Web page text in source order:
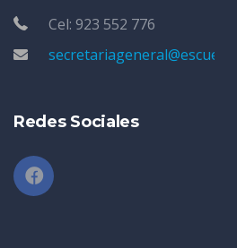
Cel: 923 552 776
Redes Sociales